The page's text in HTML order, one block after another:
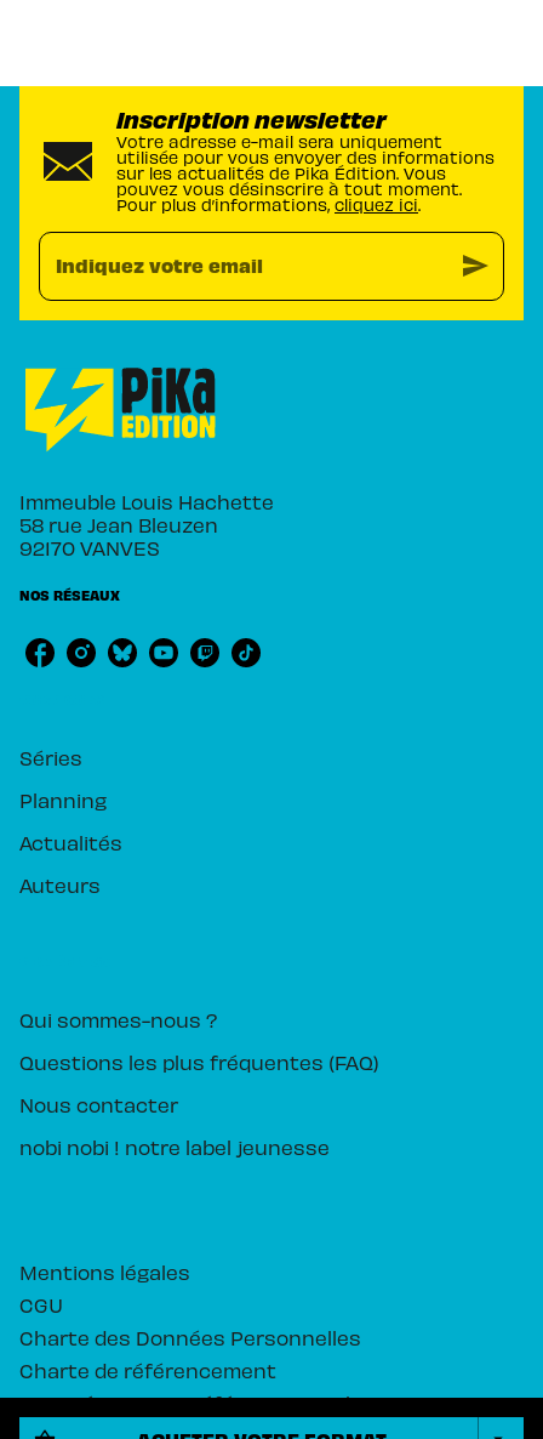
Inscription newsletter
Votre adresse e-mail sera uniquement
utilisée pour vous envoyer des informations
sur les actualités de Pika Édition. Vous
pouvez vous désinscrire à tout moment.
Pour plus d’informations, cliquez ici.
Indiquez votre email send
Immeuble Louis Hachette
58 rue Jean Bleuzen
92170 VANVES
NOS RÉSEAUX
Séries
Planning
Actualités
Auteurs
Qui sommes-nous ?
Questions les plus fréquentes (FAQ)
Nous contacter
nobi nobi ! notre label jeunesse
Mentions légales
CGU
Charte des Données Personnelles
Charte de référencement
Paramétrez vos préférences cookies